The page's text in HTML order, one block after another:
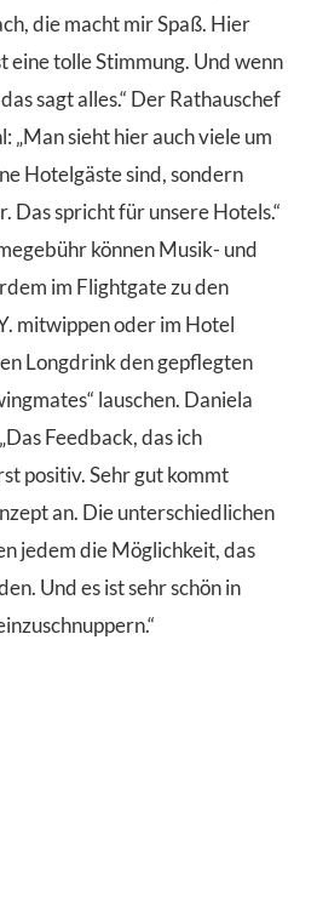
die macht mir Spaß. Hier
eine tolle Stimmung. Und wenn
sagt alles.“ Der Rathauschef
„Man sieht hier auch viele um
Hotelgäste sind, sondern
Das spricht für unsere Hotels.“
können Musik- und
im Flightgate zu den
mitwippen oder im Hotel
Longdrink den gepflegten
lauschen. Daniela
Feedback, das ich
positiv. Sehr gut kommt
an. Die unterschiedlichen
jedem die Möglichkeit, das
Und es ist sehr schön in